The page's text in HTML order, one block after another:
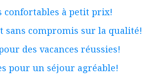
confortables à petit prix!
sans compromis sur la qualité!
des vacances réussies!
pour un séjour agréable!